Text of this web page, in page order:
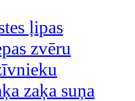
ļipas
zvēru
zaķa suņa